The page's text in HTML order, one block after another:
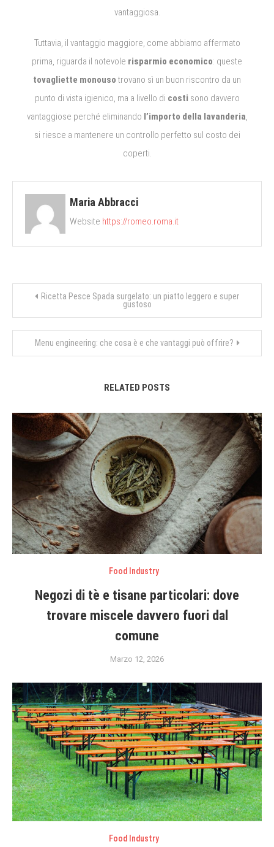
vantaggiosa.
Tuttavia, il vantaggio maggiore, come abbiamo affermato
prima, riguarda il notevole risparmio economico: queste
tovagliette monouso trovano sì un buon riscontro da un
punto di vista igienico, ma a livello di costi sono davvero
vantaggiose perché eliminando l’importo della lavanderia
si riesce a mantenere un controllo perfetto sul costo dei
coperti.
Maria Abbracci
Website https://romeo.roma.it
Navigazione
articoli
Ricetta Pesce Spada surgelato: un piatto leggero e super
gustoso
Menu engineering: che cosa è e che vantaggi può offrire?
RELATED POSTS
Food Industry
Negozi di tè e tisane particolari: dove
trovare miscele davvero fuori dal
comune
Marzo 12, 2026
Food Industry